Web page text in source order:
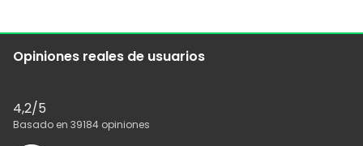
Opiniones reales de usuarios
4,2/5
Basado en 39184 opiniones